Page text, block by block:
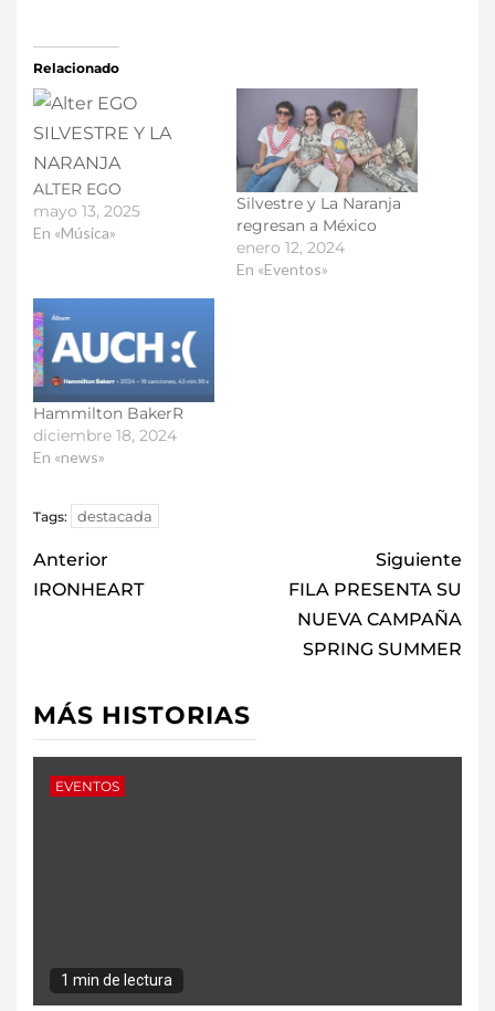
Relacionado
ALTER EGO
mayo 13, 2025
En «Música»
Silvestre y La Naranja
regresan a México ​
enero 12, 2024
En «Eventos»
Hammilton BakerR
diciembre 18, 2024
En «news»
Tags: destacada
Anterior
IRONHEART
Siguiente
FILA PRESENTA SU
NUEVA CAMPAÑA
SPRING SUMMER
MÁS HISTORIAS
EVENTOS
1 min de lectura